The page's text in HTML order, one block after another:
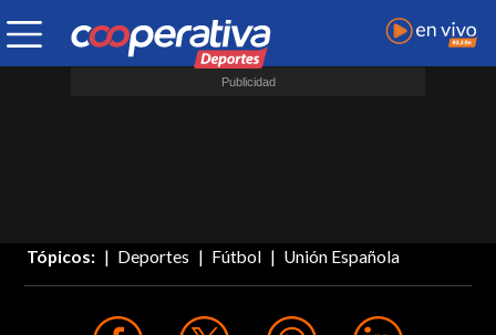
Tópicos: Deportes Fútbol Unión Española